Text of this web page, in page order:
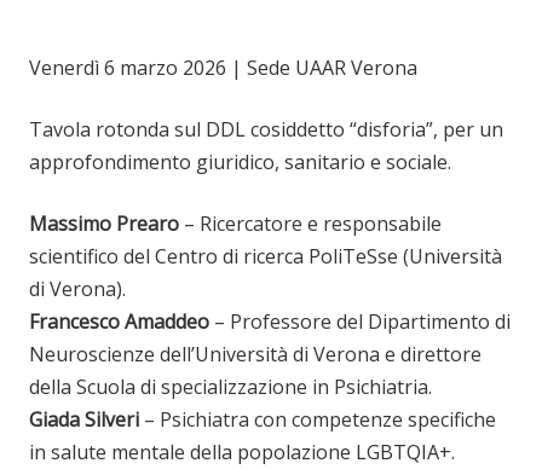
Venerdì 6 marzo 2026 | Sede UAAR Verona
Tavola rotonda sul DDL cosiddetto “disforia”, per un
approfondimento giuridico, sanitario e sociale.
Massimo Prearo – Ricercatore e responsabile
scientifico del Centro di ricerca PoliTeSse (Università
di Verona).
Francesco Amaddeo – Professore del Dipartimento di
Neuroscienze dell’Università di Verona e direttore
della Scuola di specializzazione in Psichiatria.
Giada Silveri – Psichiatra con competenze specifiche
in salute mentale della popolazione LGBTQIA+.